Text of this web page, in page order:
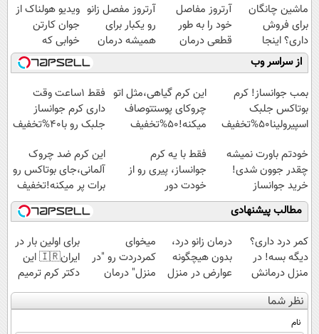
ماشین چانگان
برای فروش
داری؟ اینجا
سریع بفروشش
آرتروز مفاصل
خود را به طور
قطعی درمان
کنید!
◗پرسش‌نامه◖
آرتروز مفصل زانو
رو یکبار برای
همیشه درمان
کن!
◗پرسش‌نامه◖
ویدیو هولناک از
جوان کارتن
خوابی که
میلیاردر شد.
آموزش رایگان
از سراسر وب
بمب جوانساز! کرم
بوتاکس جلبک
اسپیرولینا50%تخفیف
این کرم گیاهی،مثل اتو
چروکای پوستتوصاف
میکنه!50%تخفیف
فقط 1ساعت وقت
داری کرم جوانساز
جلبک رو با40%تخفیف
خودتم باورت نمیشه
چقدر جوون شدی!
خرید جوانساز
اسپیرولینا با تخفیف
ویژه
فقط با یه کرم
جوانساز، پیری رو از
خودت دور
کن(تخفیف50%)
این کرم ضد چروک
آلمانی،جای بوتاکس رو
برات پر میکنه!تخفیف
تا امشب
مطالب پیشنهادی
کمر درد داری؟
دیگه بسه! در
منزل درمانش
کن
(◀پرسش‌نامه)
درمان زانو درد،
بدون هیچگونه
عوارض در منزل
(◂پرسش‌نامه)
میخوای
کمردردت رو "در
منزل" درمان
کنی؟ (◂فیلم +
◂پرسش‌نامه)
برای اولین بار در
ایران🇮🇷 این
دکتر کرم ترمیم
کننده 23 روزه
ساخت!
نظر شما
نام